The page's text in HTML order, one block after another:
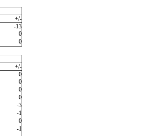
+/-
-13
0
0
+/-
0
0
0
0
-3
-1
0
-1